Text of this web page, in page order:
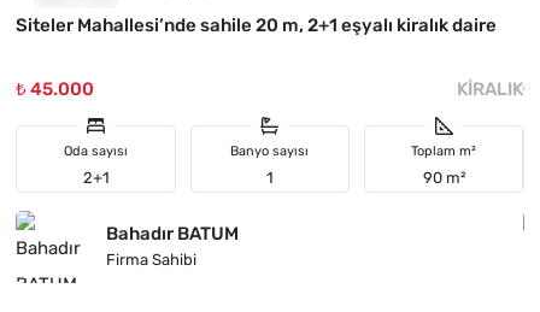
Siteler Mahallesi’nde sahile 20 m, 2+1 eşyalı kiralık daire
₺ 45.000 KIRALIK
Oda sayısı
2+1
Banyo sayısı
1
Toplam m²
90 m²
Bahadır BATUM
Firma Sahibi
₺